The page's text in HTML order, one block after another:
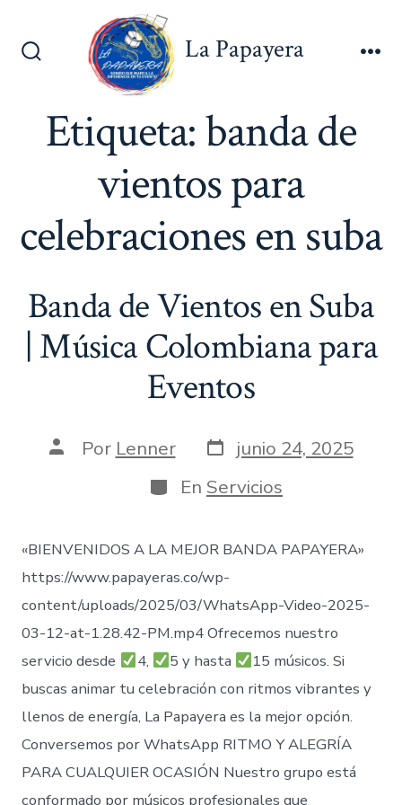
Alternar
La Papayera
Etiqueta:banda de
vientos para
celebraciones en suba
Banda de Vientos en Suba
| Música Colombiana para
Eventos
AutorPor Lenner Fecha
de
publicación
junio 24, 2025
Categorías
En Servicios
«BIENVENIDOS A LA MEJOR BANDA PAPAYERA»
https://www.papayeras.co/wp-
content/uploads/2025/03/WhatsApp-Video-2025-
03-12-at-1.28.42-PM.mp4 Ofrecemos nuestro
servicio desde
4, 5 y hasta
15 músicos. Si
buscas animar tu celebración con ritmos vibrantes y
llenos de energía, La Papayera es la mejor opción.
Conversemos por WhatsApp RITMO Y ALEGRÍA
PARA CUALQUIER OCASIÓN Nuestro grupo está
conformado por músicos profesionales que